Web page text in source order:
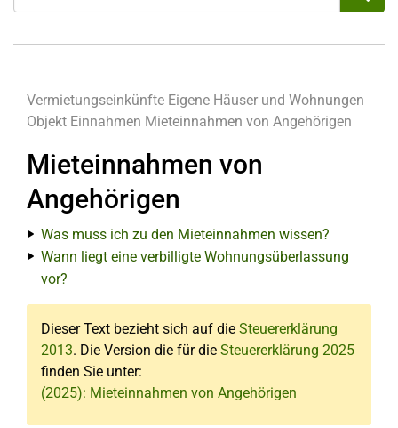
Vermietungseinkünfte Eigene Häuser und Wohnungen
Objekt Einnahmen Mieteinnahmen von Angehörigen
Mieteinnahmen von
Angehörigen
Was muss ich zu den Mieteinnahmen wissen?
Wann liegt eine verbilligte Wohnungsüberlassung
vor?
Dieser Text bezieht sich auf die Steuererklärung
2013. Die Version die für die Steuererklärung 2025
finden Sie unter:
(2025): Mieteinnahmen von Angehörigen